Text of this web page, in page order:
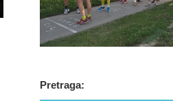
Pretraga: